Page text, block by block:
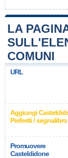
LA
COMUNI
URL
Aggiungi
Preferiti / segnalibro
Promuovere
Casteldidone